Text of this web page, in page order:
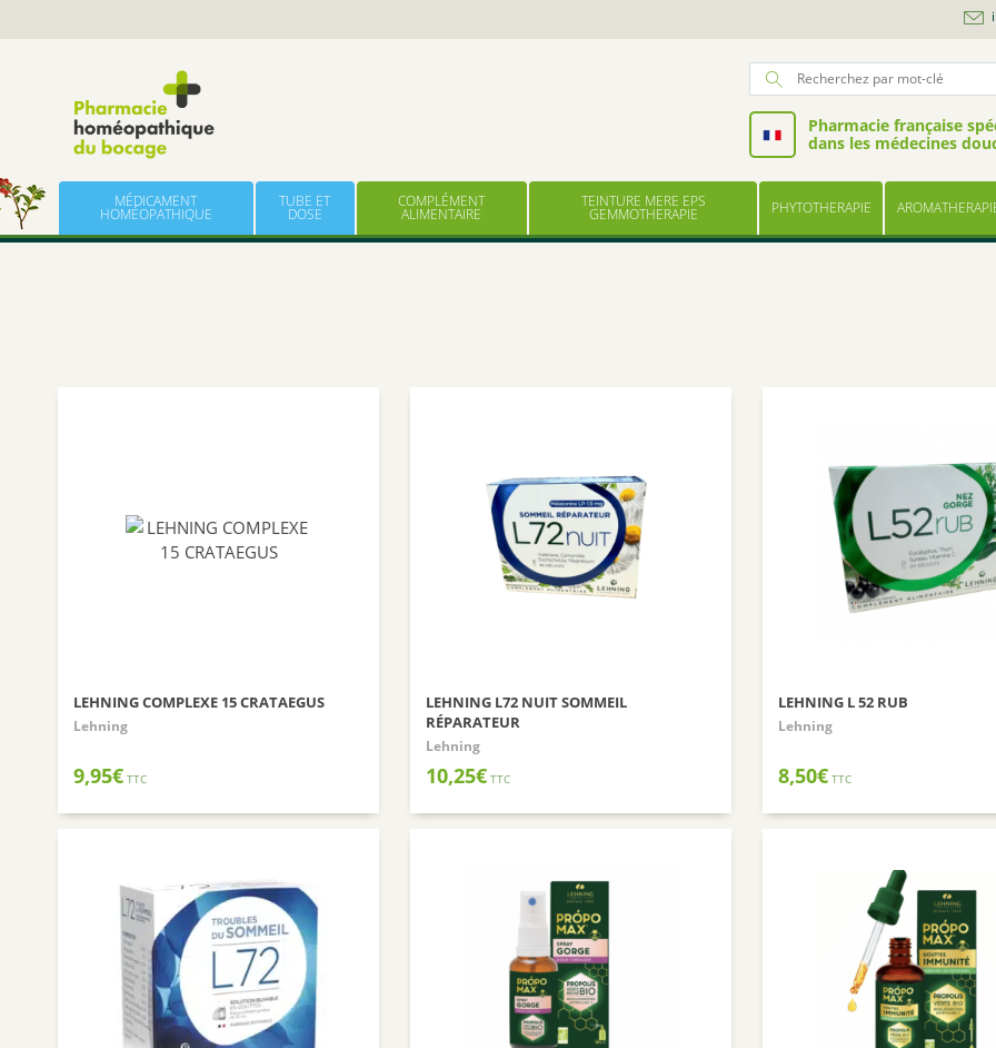
Pharmacie française
dans les médecines
Skip to content
MÉDICAMENT
HOMÉOPATHIQUE
TUBE ET
DOSE
COMPLÉMENT
ALIMENTAIRE
TEINTURE MERE EPS
GEMMOTHERAPIE PHYTOTHERAPIE
LEHNING COMPLEXE 15 CRATAEGUS
Lehning
9,95€ TTC
LEHNING L72 NUIT SOMMEIL
RÉPARATEUR
Lehning
10,25€ TTC
LEHNING L 52 RUB
Lehning
8,50€ TTC